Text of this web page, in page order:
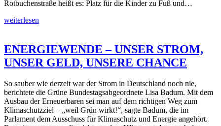
Rotbuchenstraße heißt es: Platz für die Kinder zu Fuß und…
weiterlesen
ENERGIEWENDE – UNSER STROM,
UNSER GELD, UNSERE CHANCE
So sauber wie derzeit war der Strom in Deutschland noch nie,
berichtete die Grüne Bundestagsabgeordnete Lisa Badum. Mit dem
Ausbau der Erneuerbaren sei man auf dem richtigen Weg zum
Klimaschutzziel – „weil Grün wirkt!“, sagte Badum, die im
Parlament dem Ausschuss für Klimaschutz und Energie angehört.